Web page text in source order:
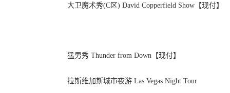
大卫魔术秀(C区) David Copperfield Show【现付】
猛男秀 Thunder from Down【现付】
拉斯维加斯城市夜游 Las Vegas Night Tour